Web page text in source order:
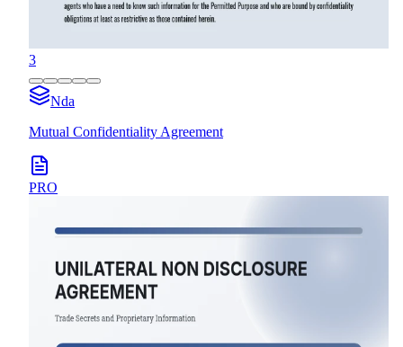
3
Nda
Mutual Confidentiality Agreement
PRO